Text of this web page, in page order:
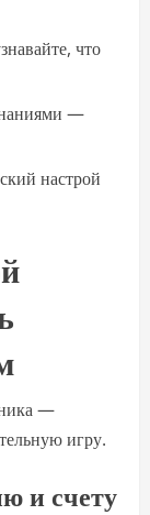
что
—
настрой
—
игру.
и счету